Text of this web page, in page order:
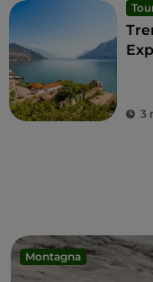
3
Montagna